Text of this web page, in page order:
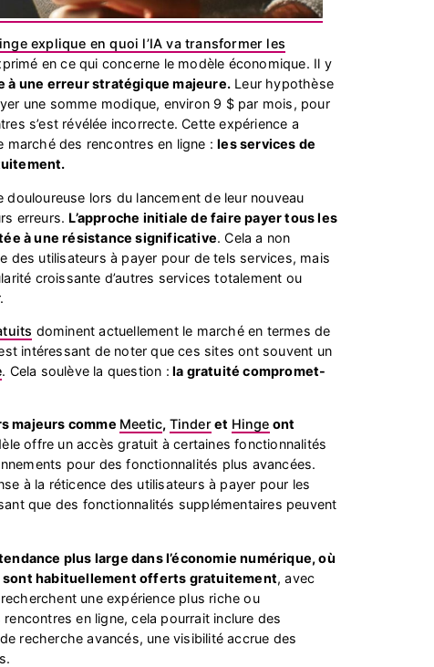
explique en quoi l’IA va transformer les
en ce qui concerne le modèle économique. Il y
à une erreur stratégique majeure. Leur hypothèse
une somme modique, environ 9 $ par mois, pour
s’est révélée incorrecte. Cette expérience a
marché des rencontres en ligne :les services de
lors du lancement de leur nouveau
erreurs. L’approche initiale de faire payer tous les
à une résistance significative. Cela a non
des utilisateurs à payer pour de tels services, mais
croissante d’autres services totalement ou
dominent actuellement le marché en termes de
intéressant de noter que ces sites ont souvent un
. Cela soulève la question : la gratuité compromet-
majeurs comme Meetic, Tinderet Hinge ont
offre un accès gratuit à certaines fonctionnalités
pour des fonctionnalités plus avancées.
à la réticence des utilisateurs à payer pour les
que des fonctionnalités supplémentaires peuvent
plus large dans l’économie numérique, où
sont habituellement offerts gratuitement, avec
une expérience plus riche ou
en ligne, cela pourrait inclure des
recherche avancés, une visibilité accrue des